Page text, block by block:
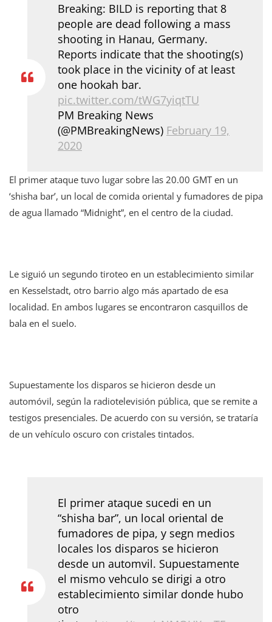
Breaking: BILD is reporting that 8
people are dead following a mass
shooting in Hanau, Germany.
Reports indicate that the shooting(s)
took place in the vicinity of at least
one hookah bar.
pic.twitter.com/tWG7yiqtTU
PM Breaking News
(@PMBreakingNews) February 19,
2020
El primer ataque tuvo lugar sobre las 20.00 GMT en un
‘shisha bar’, un local de comida oriental y fumadores de pipa
de agua llamado “Midnight”, en el centro de la ciudad.
Le siguió un segundo tiroteo en un establecimiento similar
en Kesselstadt, otro barrio algo más apartado de esa
localidad. En ambos lugares se encontraron casquillos de
bala en el suelo.
Supuestamente los disparos se hicieron desde un
automóvil, según la radiotelevisión pública, que se remite a
testigos presenciales. De acuerdo con su versión, se trataría
de un vehículo oscuro con cristales tintados.
El primer ataque sucedi en un
“shisha bar”, un local oriental de
fumadores de pipa, y segn medios
locales los disparos se hicieron
desde un automvil. Supuestamente
el mismo vehculo se dirigi a otro
establecimiento similar donde hubo
otro